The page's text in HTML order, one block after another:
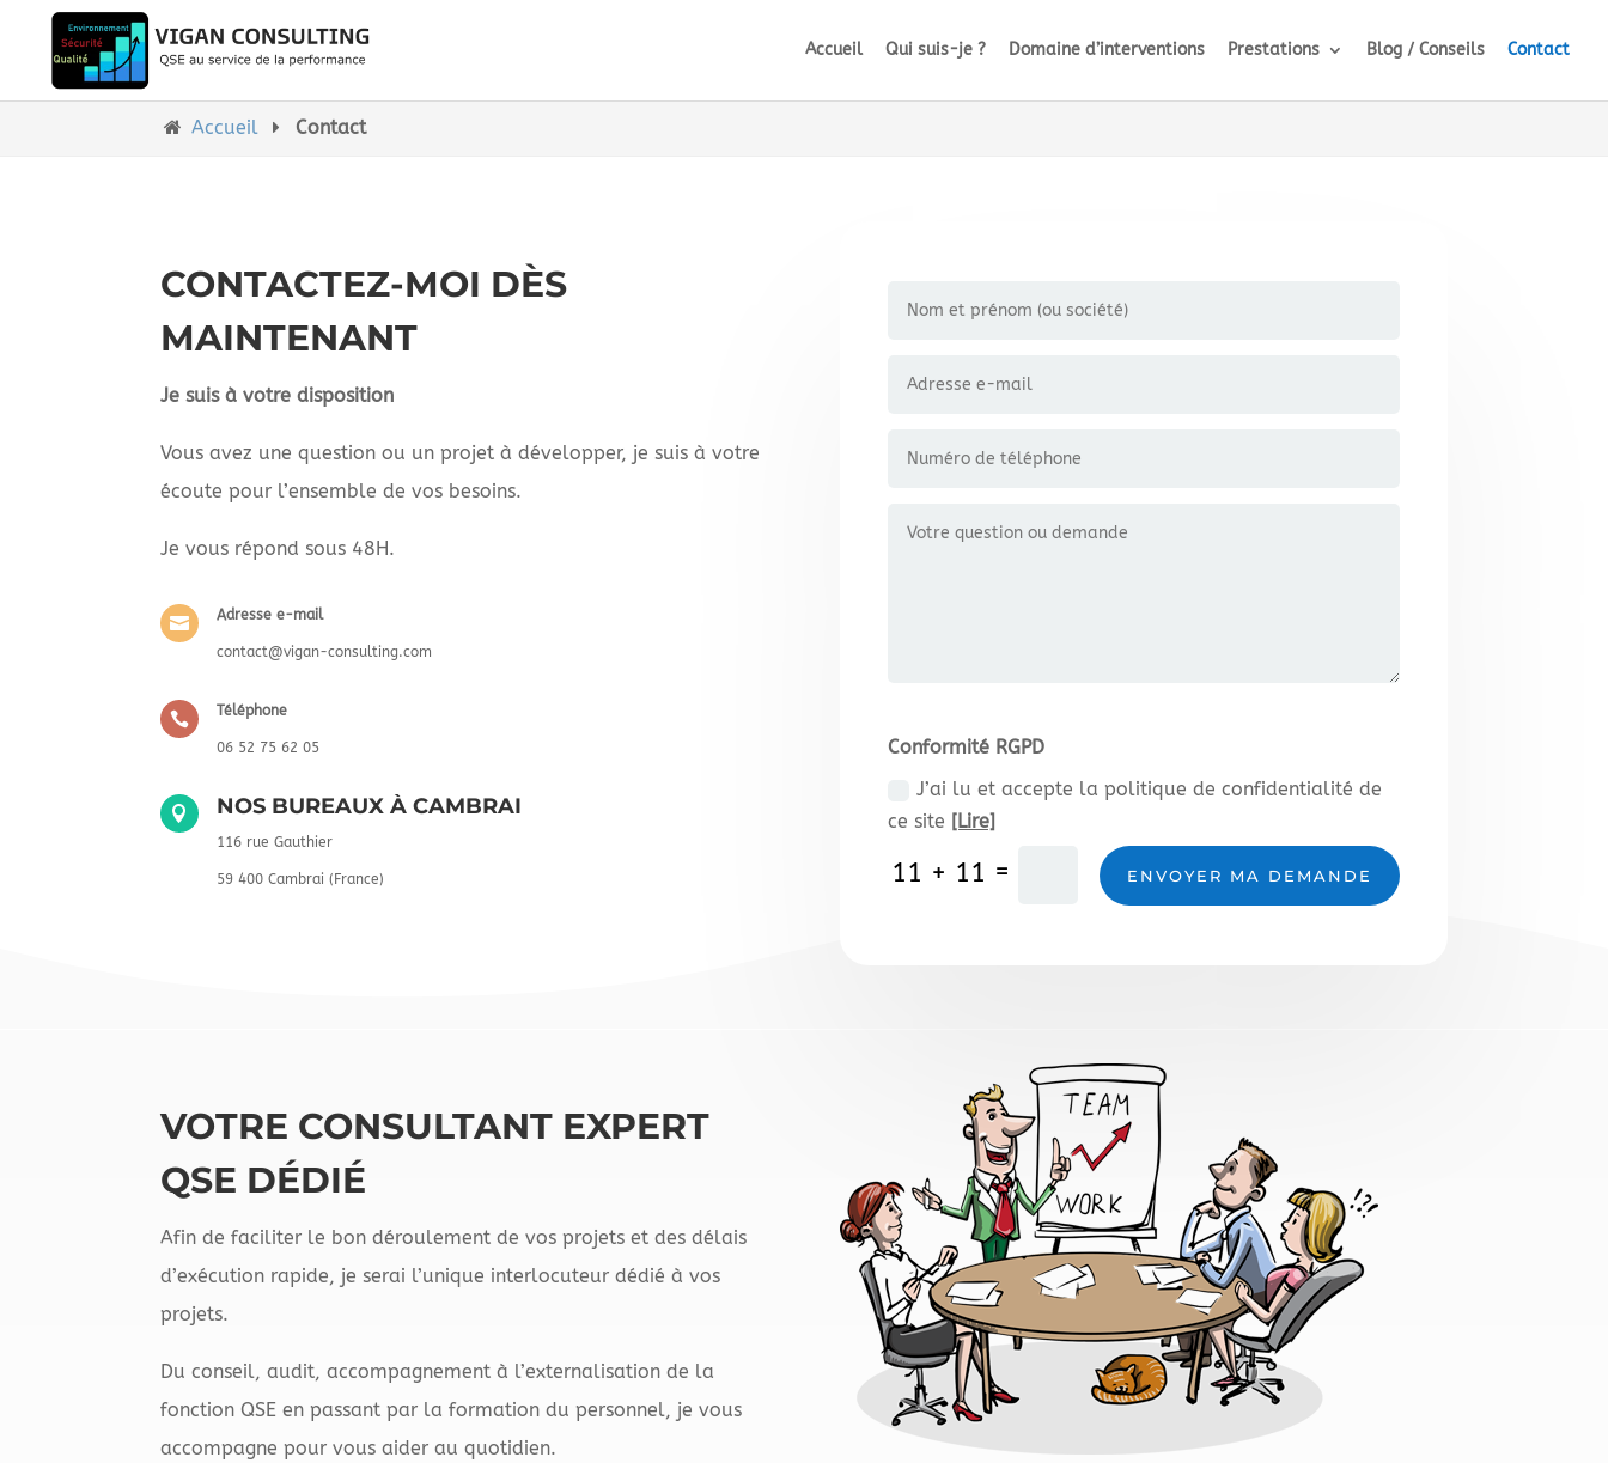
Accueil Qui suis-je ? Domaine d’interventions Prestations Blog / Conseils Contact
Accueil Contact
CONTACTEZ-MOI DÈS
MAINTENANT
Je suis à votre disposition
Vous avez une question ou un projet à développer, je suis à votre
écoute pour l’ensemble de vos besoins.
Je vous répond sous 48H.
 Adresse e-mail
contact@vigan-consulting.com
 Téléphone
06 52 75 62 05
 NOS BUREAUX À CAMBRAI
116 rue Gauthier
59 400 Cambrai (France)
Conformité RGPD
J’ai lu et accepte la politique de confidentialité de
ce site [Lire]
11 + 11 = ENVOYER MA DEMANDE
VOTRE CONSULTANT EXPERT
QSE DÉDIÉ
Afin de faciliter le bon déroulement de vos projets et des délais
d’exécution rapide, je serai l’unique interlocuteur dédié à vos
projets.
Du conseil, audit, accompagnement à l’externalisation de la
fonction QSE en passant par la formation du personnel, je vous
accompagne pour vous aider au quotidien.